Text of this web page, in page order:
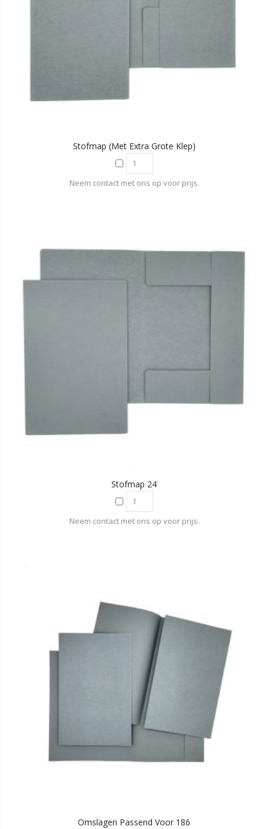
Stofmap (met Extra Grote Klep)
Neem contact met ons op voor prijs.
Stofmap 24
Neem contact met ons op voor prijs.
Omslagen Passend Voor 186